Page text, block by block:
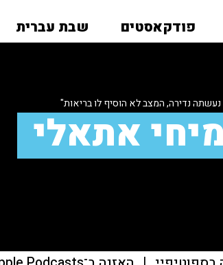
פודקאסטים שבת עברית
נדירה, המצב לא הוסיף לו בריאות"
אתאלי